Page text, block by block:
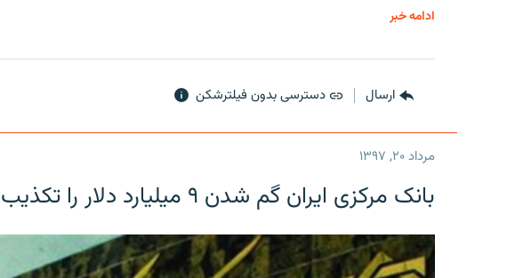
ادامه خبر
ارسال دسترسی بدون فیلترشکن
مرداد ۲۰, ۱۳۹۷
بانک مرکزی ایران گم شدن ۹ میلیارد دلار را تکذیب کرد